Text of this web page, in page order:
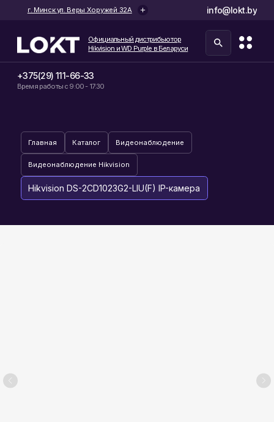
Hikvision DS-2CD1023G2-LIU(F) IP-камера
+375(29) 111-66-33
г. Минск ул. Веры Хоружей 32А
Время работы с 9:00 - 17:30